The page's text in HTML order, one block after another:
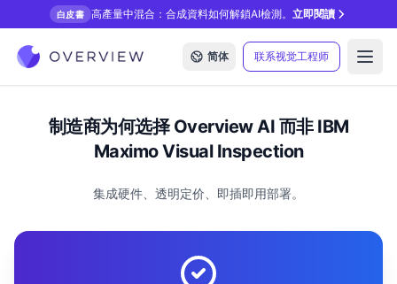
白皮書 高產量中混合：合成資料如何解鎖AI檢測。立即閱讀
简体 联系视觉工程师
制造商为何选择 Overview AI 而非 IBM
Maximo Visual Inspection
集成硬件、透明定价、即插即用部署。